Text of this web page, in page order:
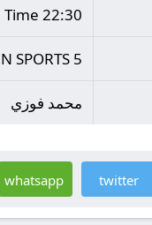
22:30 Time
SPORTS 5
محمد فوزي
twitter
whatsapp